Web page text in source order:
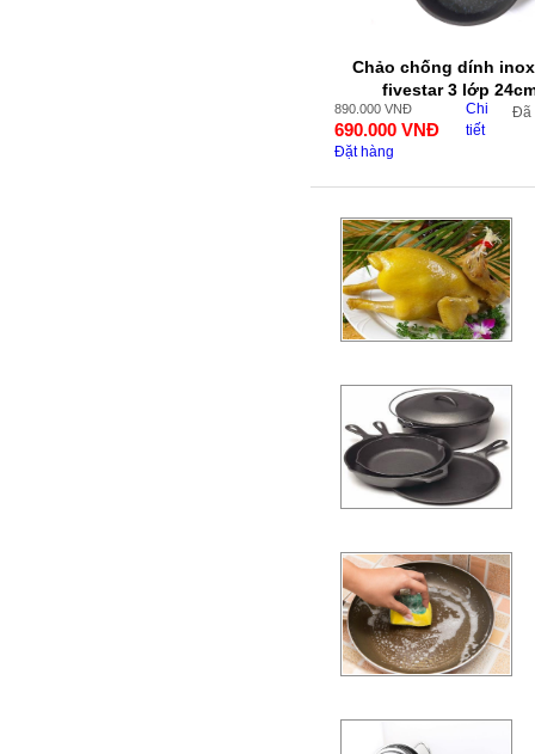
Chảo chống dính
fivestar 3 lớp
890.000 VNĐ
690.000 VNĐ
Đã
Chi
tiết
Đặt hàng